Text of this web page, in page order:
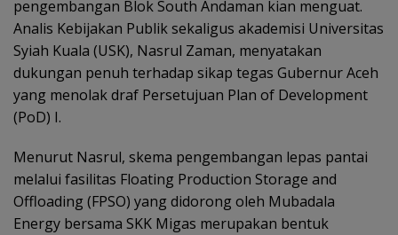
pengembangan Blok South Andaman kian menguat.
Analis Kebijakan Publik sekaligus akademisi Universitas
Syiah Kuala (USK), Nasrul Zaman, menyatakan
dukungan penuh terhadap sikap tegas Gubernur Aceh
yang menolak draf Persetujuan Plan of Development
(PoD) I.
Menurut Nasrul, skema pengembangan lepas pantai
melalui fasilitas Floating Production Storage and
Offloading (FPSO) yang didorong oleh Mubadala
Energy bersama SKK Migas merupakan bentuk